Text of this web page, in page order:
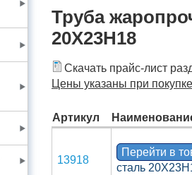
Труба
20Х23Н18
Скачать прайс-лист
Цены указаны при
Артикул
13918
Перейти в
сталь